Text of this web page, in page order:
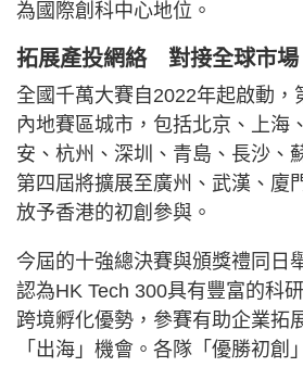
為國際創科中心地位。
拓展產投網絡 對接全球市
全國千萬大賽自2022年起啟動，
內地賽區城市，包括北京、上海
安、杭州、深圳、青島、長沙、
第四屆將擴展至廣州、武漢、廈
放予香港的初創參與。
今屆的十強總決賽與頒獎禮同日
認為HK Tech 300具有豐富的科
跨境孵化優勢，參賽有助企業拓
「出海」機會。各隊「優勝初創